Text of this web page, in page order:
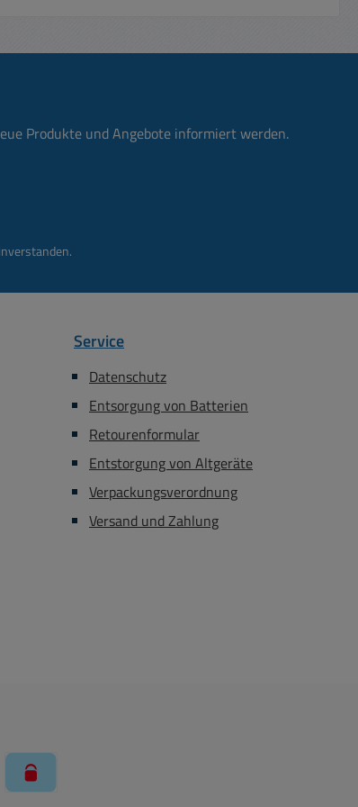
Produkte und Angebote informiert werden.
Service
Datenschutz
Entsorgung von Batterien
Retourenformular
Entstorgung von Altgeräte
Verpackungsverordnung
Versand und Zahlung